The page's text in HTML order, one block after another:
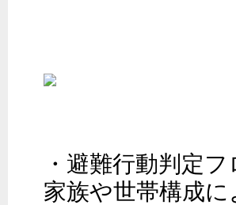
・避難行動判定フ
家族や世帯構成